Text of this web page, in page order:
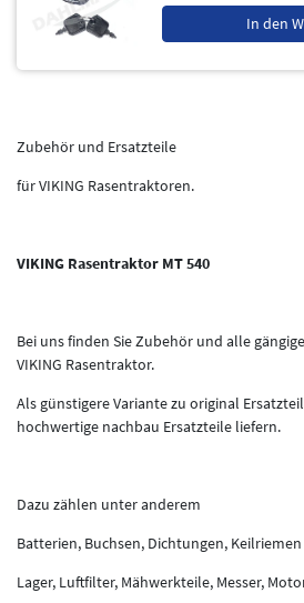
In den
Zubehör und Ersatzteile
für VIKING Rasentraktoren.
VIKING Rasentraktor MT 540
Bei uns finden Sie Zubehör und alle
VIKING Rasentraktor.
Als günstigere Variante zu original
hochwertige nachbau Ersatzteile liefern.
Dazu zählen unter anderem
Batterien, Buchsen, Dichtungen, Keilriemen
Lager, Luftfilter, Mähwerkteile, Messer,